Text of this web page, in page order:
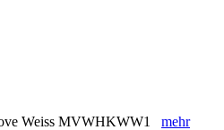
Weiss MVWHKWW1 mehr